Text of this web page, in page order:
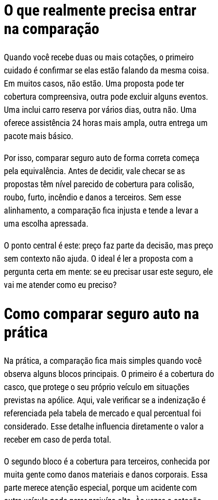
O que realmente precisa entrar
na comparação
Quando você recebe duas ou mais cotações, o primeiro
cuidado é confirmar se elas estão falando da mesma coisa.
Em muitos casos, não estão. Uma proposta pode ter
cobertura compreensiva, outra pode excluir alguns eventos.
Uma inclui carro reserva por vários dias, outra não. Uma
oferece assistência 24 horas mais ampla, outra entrega um
pacote mais básico.
Por isso, comparar seguro auto de forma correta começa
pela equivalência. Antes de decidir, vale checar se as
propostas têm nível parecido de cobertura para colisão,
roubo, furto, incêndio e danos a terceiros. Sem esse
alinhamento, a comparação fica injusta e tende a levar a
uma escolha apressada.
O ponto central é este: preço faz parte da decisão, mas preço
sem contexto não ajuda. O ideal é ler a proposta com a
pergunta certa em mente: se eu precisar usar este seguro, ele
vai me atender como eu preciso?
Como comparar seguro auto na
prática
Na prática, a comparação fica mais simples quando você
observa alguns blocos principais. O primeiro é a cobertura do
casco, que protege o seu próprio veículo em situações
previstas na apólice. Aqui, vale verificar se a indenização é
referenciada pela tabela de mercado e qual percentual foi
considerado. Esse detalhe influencia diretamente o valor a
receber em caso de perda total.
O segundo bloco é a cobertura para terceiros, conhecida por
muita gente como danos materiais e danos corporais. Essa
parte merece atenção especial, porque um acidente com